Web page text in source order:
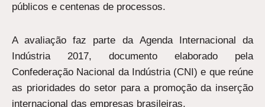
públicos e centenas de processos.
A avaliação faz parte da Agenda Internacional da
Indústria 2017, documento elaborado pela
Confederação Nacional da Indústria (CNI) e que reúne
as prioridades do setor para a promoção da inserção
internacional das empresas brasileiras.